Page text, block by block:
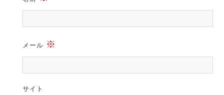
メール ※
サイト